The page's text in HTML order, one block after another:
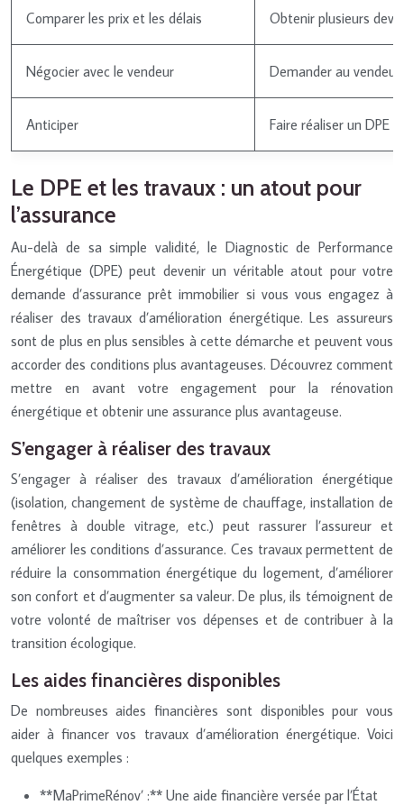
Comparer les prix et les délais Obtenir plusieurs
Négocier avec le vendeur Demander au
Anticiper Faire réaliser un DPE
Le DPE et les travaux : un atout pour
l’assurance
Au-delà de sa simple validité, le Diagnostic de Performance
Énergétique (DPE) peut devenir un véritable atout pour votre
demande d’assurance prêt immobilier si vous vous engagez à
réaliser des travaux d’amélioration énergétique. Les assureurs
sont de plus en plus sensibles à cette démarche et peuvent vous
accorder des conditions plus avantageuses. Découvrez comment
mettre en avant votre engagement pour la rénovation
énergétique et obtenir une assurance plus avantageuse.
S’engager à réaliser des travaux
S’engager à réaliser des travaux d’amélioration énergétique
(isolation, changement de système de chauffage, installation de
fenêtres à double vitrage, etc.) peut rassurer l’assureur et
améliorer les conditions d’assurance. Ces travaux permettent de
réduire la consommation énergétique du logement, d’améliorer
son confort et d’augmenter sa valeur. De plus, ils témoignent de
votre volonté de maîtriser vos dépenses et de contribuer à la
transition écologique.
Les aides financières disponibles
De nombreuses aides financières sont disponibles pour vous
aider à financer vos travaux d’amélioration énergétique. Voici
quelques exemples :
**MaPrimeRénov’ :** Une aide financière versée par l’État